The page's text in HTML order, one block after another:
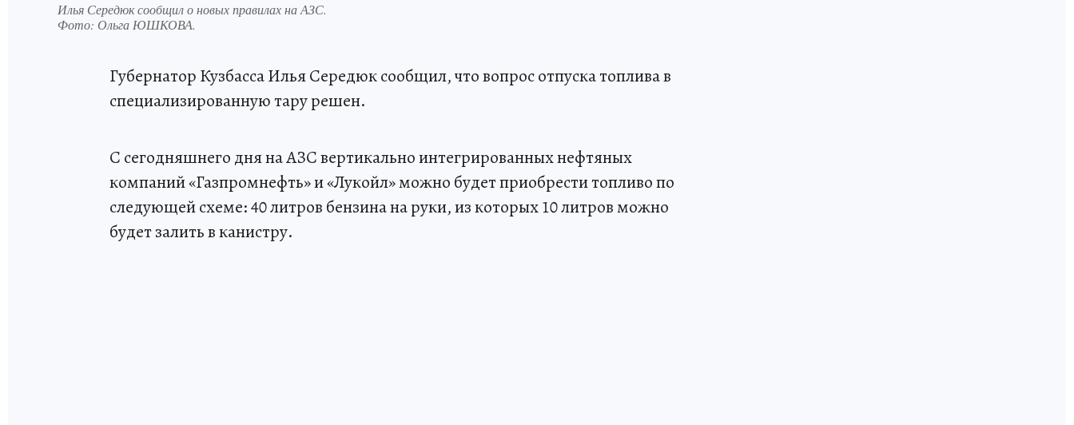
Илья Середюк сообщил о новых правилах на АЗС.
Фото: Ольга ЮШКОВА.
Губернатор Кузбасса Илья Середюк сообщил, что вопрос отпуска топлива в
специализированную тару решен.
С сегодняшнего дня на АЗС вертикально интегрированных нефтяных
компаний «Газпромнефть» и «Лукойл» можно будет приобрести топливо по
следующей схеме: 40 литров бензина на руки, из которых 10 литров можно
будет залить в канистру.